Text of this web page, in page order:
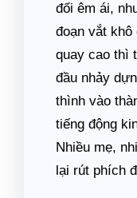
đối êm ái,
đoạn vắt
quay cao thì
đầu nhảy
thình vào
tiếng động
Nhiều mẹ,
lại rút phích